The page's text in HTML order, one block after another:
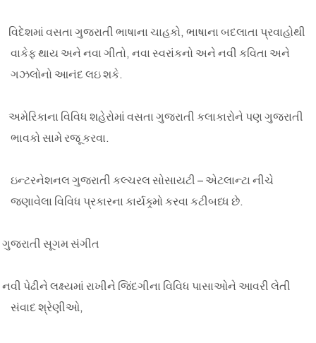
વિદેશમાં વસતા ગુજરાતી ભાષાના ચાહકો, ભાષાના બદલાતા પ્રવાહોથી
વાકેફ થાય અને નવા ગીતો, નવા સ્વરાંકનો અને નવી કવિતા અને
ગઝલોનો આનંદ લઇ શકે.
અમેરિકાના વિવિધ શહેરોમાં વસતા ગુજરાતી કલાકારોને પણ ગુજરાતી
ભાવકો સામે રજૂ કરવા.
ઇન્ટરનેશનલ ગુજરાતી કલ્ચરલ સોસાયટી – એટલાન્ટા નીચે
જણાવેલા વિવિધ પ્રકારના કાર્યક્ર્મો કરવા કટીબધ્ધ છે.
ગુજરાતી સૂગમસંગીત
નવી પેઢીને લક્ષ્યમાં રાખીને જિંદગીના વિવિધ પાસાઓને આવરી લેતી
સંવાદશ્રેણીઓ,